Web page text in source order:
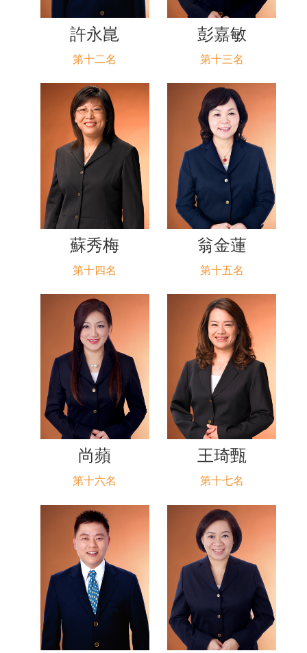
許永崑
第十二名
彭嘉敏
第十三名
蘇秀梅
第十四名
翁金蓮
第十五名
尚蘋
第十六名
王琦甄
第十七名